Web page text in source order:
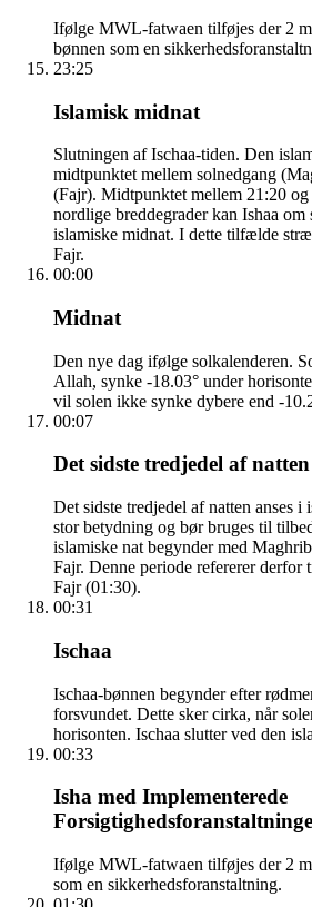
Ifølge MWL-fatwaen tilføjes der 2
bønnen som en
23:25
Islamisk midnat
Slutningen af Ischaa-tiden. Den
midtpunktet mellem solnedgang
(Fajr). Midtpunktet mellem 21:20 og
nordlige breddegrader kan Ishaa
islamiske midnat. I dette tilfælde
Fajr.
00:00
Midnat
Den nye dag ifølge solkalenderen.
Allah, synke -18.03° under
vil solen ikke synke dybere end -
00:07
Det sidste tredjedel af natten
Det sidste tredjedel af natten anses
stor betydning og bør bruges til
islamiske nat begynder med
Fajr. Denne periode refererer derfor
Fajr (01:30).
00:31
Ischaa
Ischaa-bønnen begynder efter
forsvundet. Dette sker cirka, når
horisonten. Ischaa slutter ved den
00:33
Isha med Implementerede
Ifølge MWL-fatwaen tilføjes der 2
som en sikkerhedsforanstaltning.